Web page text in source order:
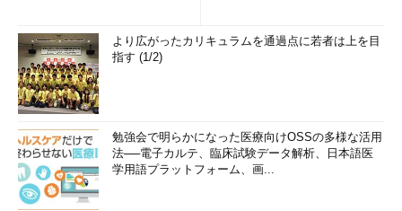
より広がったカリキュラムを通過点に若者は上を目
指す (1/2)
勉強会で明らかになった医療向けOSSの多様な活用
法──電子カルテ、臨床試験データ解析、日本語医
学用語プラットフォーム、画...